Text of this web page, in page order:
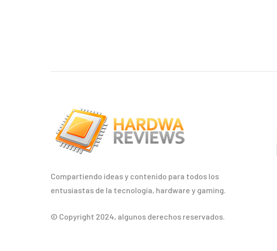
Compartiendo ideas y contenido para todos los
entusiastas de la tecnología, hardware y gaming.
© Copyright 2024, algunos derechos reservados.